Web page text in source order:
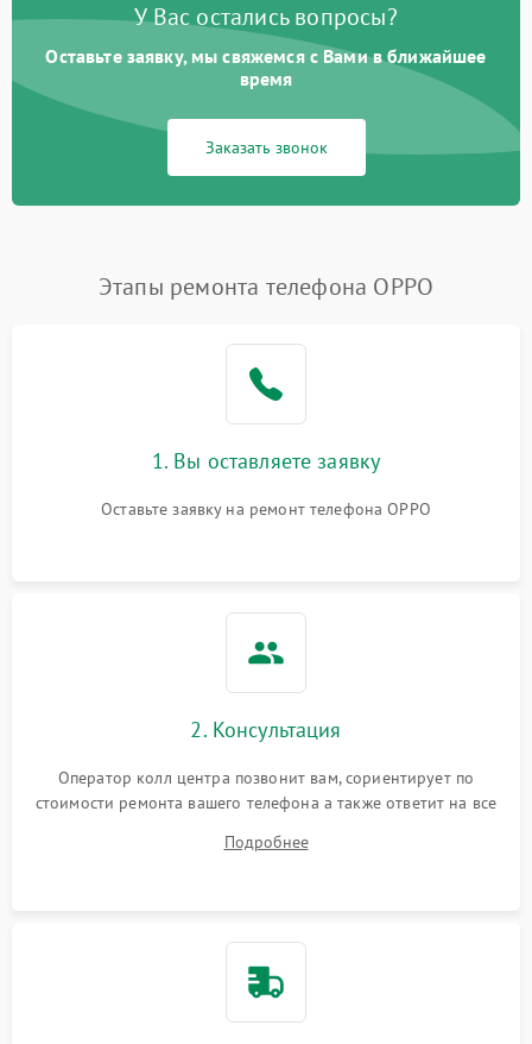
У Вас остались вопросы?
Оставьте заявку, мы свяжемся с Вами в ближайшее
время
Заказать звонок
Этапы ремонта телефона OPPO
1. Вы оставляете заявку
Оставьте заявку на ремонт телефона OPPO
2. Консультация
Оператор колл центра позвонит вам, сориентирует по
стоимости ремонта вашего телефона а также ответит на все
Подробнее